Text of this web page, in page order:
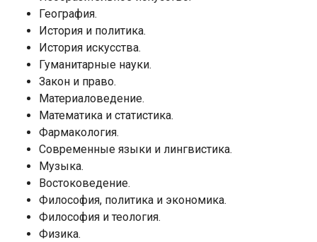
География.
История и политика.
История искусства.
Гуманитарные науки.
Закон и право.
Материаловедение.
Математика и статистика.
Фармакология.
Современные языки и лингвистика.
Музыка.
Востоковедение.
Философия, политика и экономика.
Философия и теология.
Физика.